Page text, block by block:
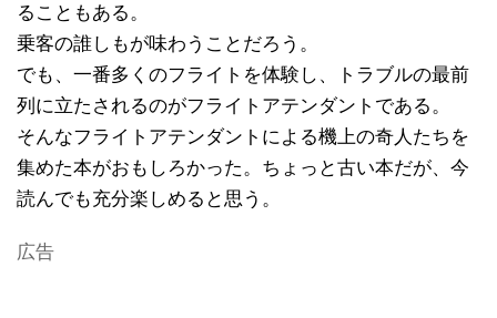
ることもある。
乗客の誰しもが味わうことだろう。
でも、一番多くのフライトを体験し、トラブルの最前
列に立たされるのがフライトアテンダントである。
そんなフライトアテンダントによる機上の奇人たちを
集めた本がおもしろかった。ちょっと古い本だが、今
読んでも充分楽しめると思う。
広告